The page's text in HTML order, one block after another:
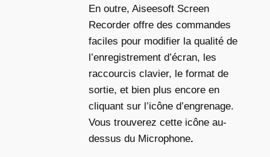
En outre, Aiseesoft Screen
Recorder offre des commandes
faciles pour modifier la qualité de
l’enregistrement d’écran, les
raccourcis clavier, le format de
sortie, et bien plus encore en
cliquant sur l’icône d’engrenage.
Vous trouverez cette icône au-
dessus du Microphone.